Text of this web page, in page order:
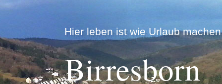
Hier leben ist wie Urlaub
Birresborn